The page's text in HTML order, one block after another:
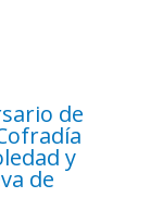
de
y
de